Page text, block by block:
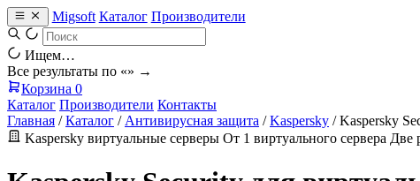
Migsoft Каталог Производители
Ищем…
Все результаты по «» →
Корзина 0
Каталог Производители Контакты
Главная / Каталог / Антивирусная защита / Kaspersky / Kaspersky
Kaspersky виртуальные серверы От 1 виртуального сервера Две